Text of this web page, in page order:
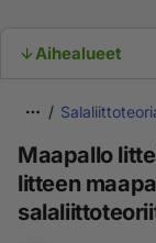
Aihealueet
Maapallo
litteen